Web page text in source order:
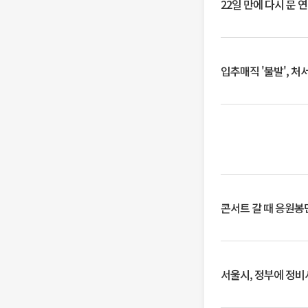
22일 만에 다시 문
입추매직 '불발', 처
콘서트 갈 때 응원
서울시, 정부에 정